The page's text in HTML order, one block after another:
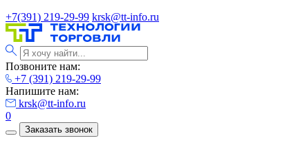
+7(391) 219-29-99 krsk@tt-info.ru
Позвоните нам:
+7 (391) 219-29-99
Напишите нам:
krsk@tt-info.ru
0
Заказать звонок